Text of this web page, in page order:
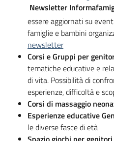
Newsletter
essere aggiornati su
famiglie e bambini
newsletter
Corsi e Gruppi per
tematiche educative e
di vita. Possibilità di
esperienze, difficoltà e
Corsi di massaggio
Esperienze educative
le diverse fasce di età